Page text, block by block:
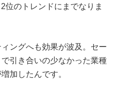
位のトレンドにまでなりま
ングへも効果が波及。セー
引き合いの少なかった業種
加したんです。